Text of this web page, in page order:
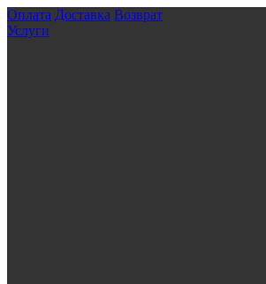
Оплата Доставка Возврат
Услуги